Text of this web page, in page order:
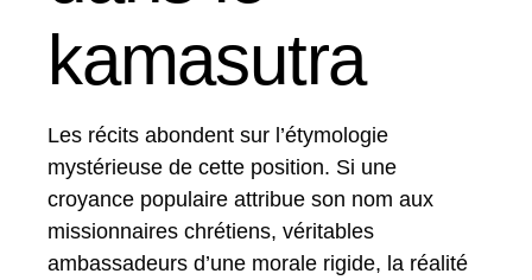
kamasutra
Les récits abondent sur l’étymologie
mystérieuse de cette position. Si une
croyance populaire attribue son nom aux
missionnaires chrétiens, véritables
ambassadeurs d’une morale rigide, la réalité